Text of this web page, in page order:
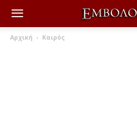
Αρχική Καιρός